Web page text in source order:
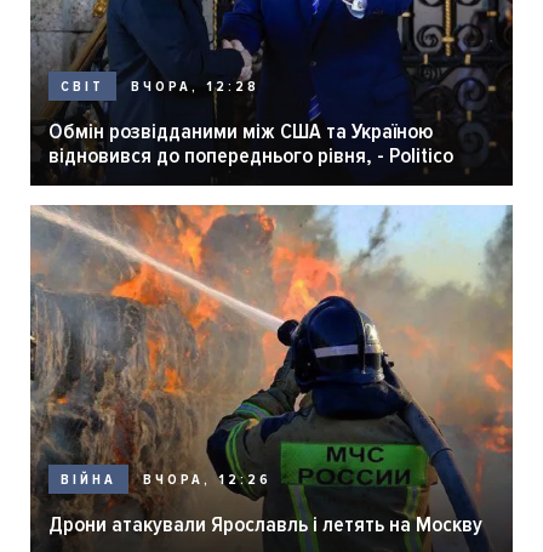
СВІТ ВЧОРА, 12:28
Обмін розвідданими між США та Україною
відновився до попереднього рівня, - Politico
ВІЙНА ВЧОРА, 12:26
Дрони атакували Ярославль і летять на Москву